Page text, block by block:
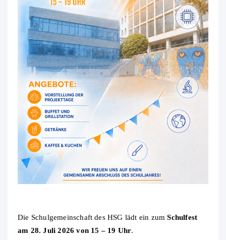
Die Schulgemeinschaft des HSG lädt ein zumSchulfest
am 28. Juli 2026 von 15 – 19 Uhr.